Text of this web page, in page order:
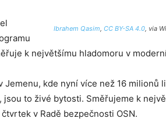
Ibrahem Qasim CC BY-SA 4.0 , via
k největšímu hladomoru v
Jemenu, kde nyní více než 16 milionů
jsou to živé bytosti. Směřujeme k
v Radě bezpečnosti OSN.